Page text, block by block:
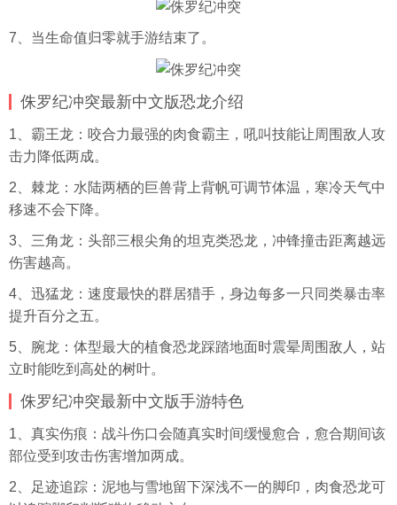
7、当生命值归零就手游结束了。
侏罗纪冲突最新中文版恐龙介绍
1、霸王龙：咬合力最强的肉食霸主，吼叫技能让周围敌人攻
击力降低两成。
2、棘龙：水陆两栖的巨兽背上背帆可调节体温，寒冷天气中
移速不会下降。
3、三角龙：头部三根尖角的坦克类恐龙，冲锋撞击距离越远
伤害越高。
4、迅猛龙：速度最快的群居猎手，身边每多一只同类暴击率
提升百分之五。
5、腕龙：体型最大的植食恐龙踩踏地面时震晕周围敌人，站
立时能吃到高处的树叶。
侏罗纪冲突最新中文版手游特色
1、真实伤痕：战斗伤口会随真实时间缓慢愈合，愈合期间该
部位受到攻击伤害增加两成。
2、足迹追踪：泥地与雪地留下深浅不一的脚印，肉食恐龙可